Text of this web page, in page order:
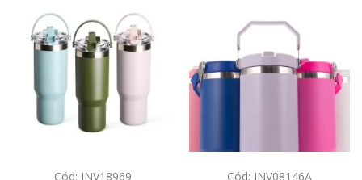
Cód: INV18969
Cód: INV08146A